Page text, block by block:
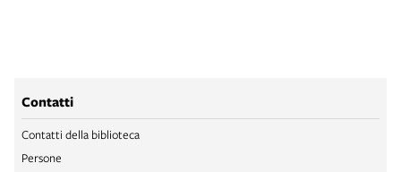
Contatti
Contatti della biblioteca
Persone